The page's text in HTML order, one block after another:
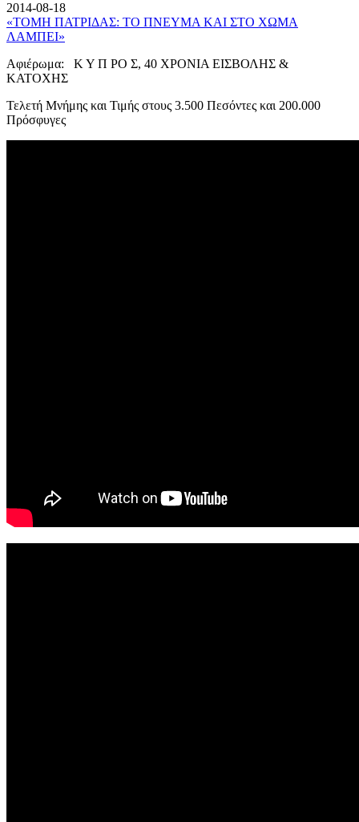
2014-08-18
«ΤΟΜΗ ΠΑΤΡΙΔΑΣ: ΤΟ ΠΝΕΥΜΑ ΚΑΙ ΣΤΟ ΧΩΜΑ
ΛΑΜΠΕΙ»
Αφιέρωμα: Κ Υ Π ΡΟ Σ, 40 ΧΡΟΝΙΑ ΕΙΣΒΟΛΗΣ &
ΚΑΤΟΧΗΣ
Τελετή Μνήμης και Τιμής στους 3.500 Πεσόντες και 200.000
Πρόσφυγες